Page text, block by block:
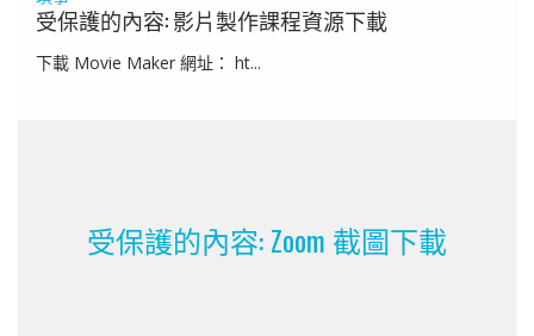
受保護的內容: 影片製作課程資源下載
下載 Movie Maker 網址： ht...
受保護的內容: Zoom 截圖下載